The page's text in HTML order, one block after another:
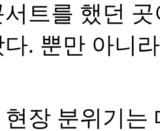
트를 했던
. 뿐만 아니
장 분위기는